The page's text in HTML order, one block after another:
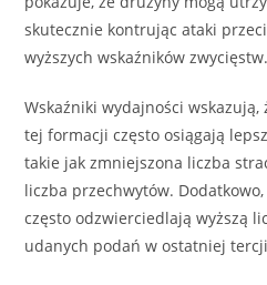
skutecznie kontrując ataki
wyższych wskaźników zwycięstw.
Wskaźniki wydajności
tej formacji często osiągają
takie jak zmniejszona liczba
liczba przechwytów.
często odzwierciedlają wyższą
udanych podań w ostatniej